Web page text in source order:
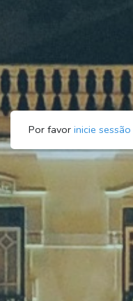
Por favor inicie sessão